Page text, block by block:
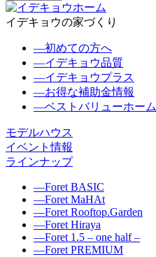
イデキョウの家づくり
―初めての方へ
―イデキョウ品質
―イデキョウプラス
―お得な補助金情報
―ベストバリューホーム
モデルハウス
イベント情報
ラインナップ
―Foret BASIC
―Foret MaHAt
―Foret Rooftop.Garden
―Foret Hiraya
―Foret 1.5 – one half –
―Foret PREMIUM